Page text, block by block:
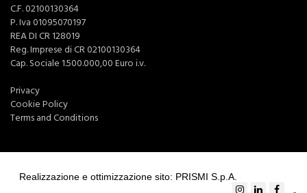
C.F. 02100130364
P. Iva 01095070197
REA DI CR 128019
Reg. Imprese di CR 02100130364
Cap. Sociale 1.500.000,00 Euro i.v.
Privacy
Cookie Policy
Terms and Conditions
Realizzazione e ottimizzazione sito: PRISMI S.p.A.